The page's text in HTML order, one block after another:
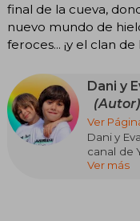
final de la cueva,
nuevo mundo de
feroces... ¡y el clan
Dani y
(Autor)
Ver
Dani y
canal de
Este dúo
Ver más